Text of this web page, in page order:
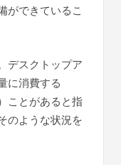
ができているこ
デスクトップア
に消費する
ことがあると指
のような状況を